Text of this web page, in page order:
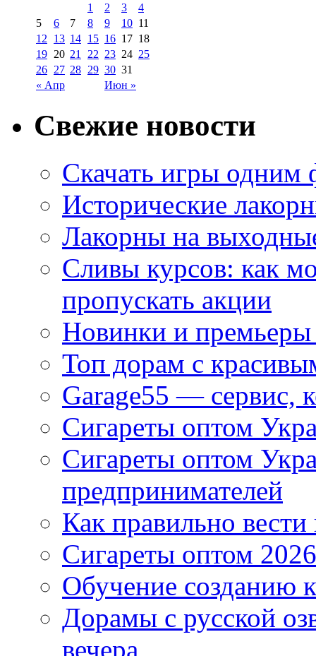
« Апр Июн »
1 2 3
4
5
6 7 8 9 10 11
12
13 14 15 16 17 18
19 20 21 22 23 24 25
26 27 28 29 30 31
Свежие новости
Скачать игры одним
Исторические
Лакорны на
Сливы курсов: как
пропускать акции
Новинки и
Топ дорам с
Garage55 — сервис,
Сигареты оптом
Сигареты оптом
предпринимателей
Как правильно
Сигареты оптом
Обучение созданию
Дорамы с русской
вечера